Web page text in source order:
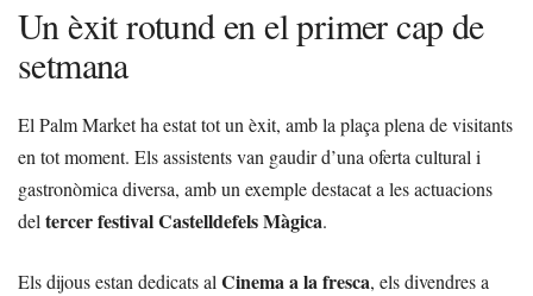
Un èxit rotund en el primer cap de
setmana
El Palm Market ha estat tot un èxit, amb la plaça plena de visitants
en tot moment. Els assistents van gaudir d’una oferta cultural i
gastronòmica diversa, amb un exemple destacat a les actuacions
del tercer festival Castelldefels Màgica.
Els dijous estan dedicats al Cinema a la fresca, els divendres a